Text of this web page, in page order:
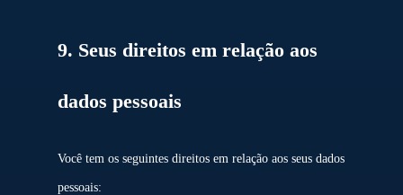
9. Seus direitos em relação aos
dados pessoais
Você tem os seguintes direitos em relação aos seus dados
pessoais: